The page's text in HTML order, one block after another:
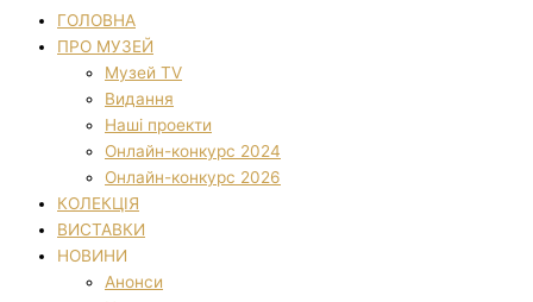
ГОЛОВНА
ПРО МУЗЕЙ
Музей TV
Видання
Наші проекти
Онлайн-конкурс 2024
Онлайн-конкурс 2026
КОЛЕКЦІЯ
ВИСТАВКИ
НОВИНИ
Анонси